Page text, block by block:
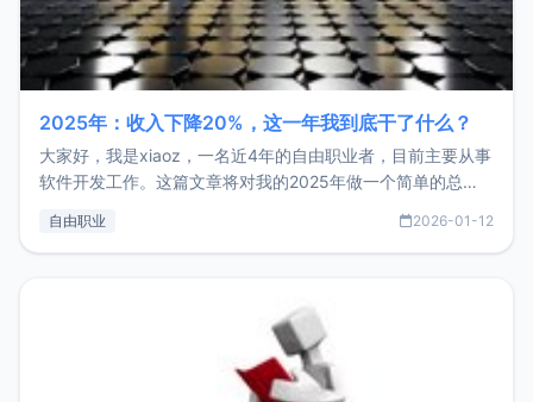
2025年：收入下降20%，这一年我到底干了什么？
大家好，我是xiaoz，一名近4年的自由职业者，目前主要从事
软件开发工作。这篇文章将对我的2025年做一个简单的总
收入下降20%，但却过得很充实，2026年不求突破，但求保
自由职业 2026-01-12